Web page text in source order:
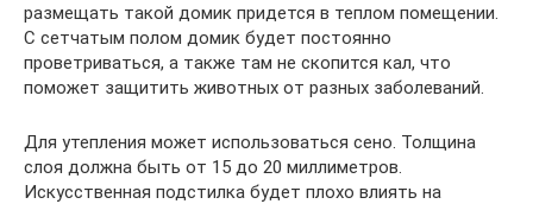
размещать такой домик придется в теплом помещении.
С сетчатым полом домик будет постоянно
проветриваться, а также там не скопится кал, что
поможет защитить животных от разных заболеваний.
Для утепления может использоваться сено. Толщина
слоя должна быть от 15 до 20 миллиметров.
Искусственная подстилка будет плохо влиять на